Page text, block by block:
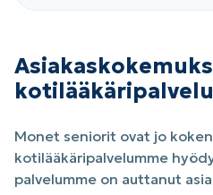
Monet seniorit ovat jo
kotilääkäripalvelumme
palvelumme on auttanut